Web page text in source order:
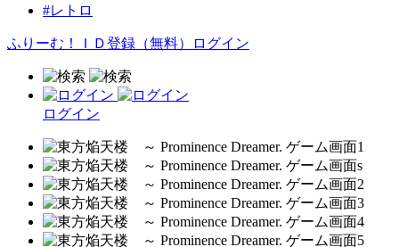
#レトロ
ふりーむ！ＩＤ登録（無料） ログイン
ログイン